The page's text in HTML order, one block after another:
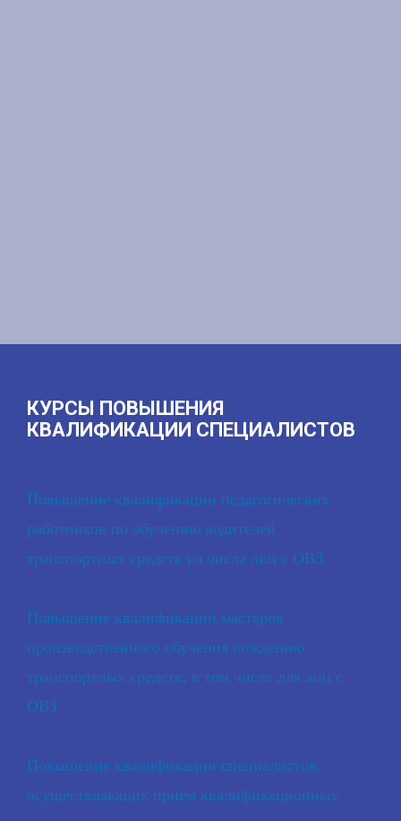
КУРСЫ ПОВЫШЕНИЯ
КВАЛИФИКАЦИИ СПЕЦИАЛИСТОВ
Повышение квалификации педагогических
работников по обучению водителей
транспортных средств из числа лиц с ОВЗ
Повышение квалификации мастеров
производственного обучения вождению
транспортных средств, в том числе для лиц с
ОВЗ
Повышение квалификации специалистов,
осуществляющих прием квалификационных